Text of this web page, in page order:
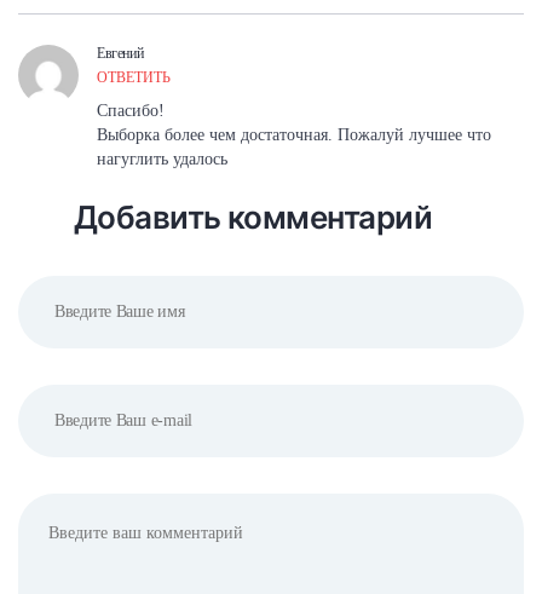
Евгений
ОТВЕТИТЬ
Спасибо!
Выборка более чем достаточная. Пожалуй лучшее что
нагуглить удалось
Добавить комментарий